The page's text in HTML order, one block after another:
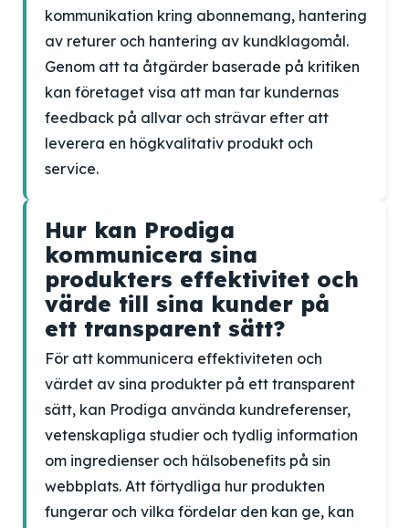
kommunikation kring abonnemang, hantering
av returer och hantering av kundklagomål.
Genom att ta åtgärder baserade på kritiken
kan företaget visa att man tar kundernas
feedback på allvar och strävar efter att
leverera en högkvalitativ produkt och
service.
Hur kan Prodiga
kommunicera sina
produkters effektivitet och
värde till sina kunder på
ett transparent sätt?
För att kommunicera effektiviteten och
värdet av sina produkter på ett transparent
sätt, kan Prodiga använda kundreferenser,
vetenskapliga studier och tydlig information
om ingredienser och hälsobenefits på sin
webbplats. Att förtydliga hur produkten
fungerar och vilka fördelar den kan ge, kan